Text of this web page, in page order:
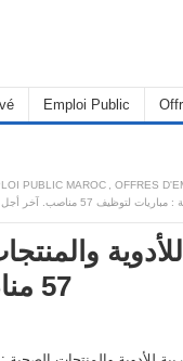
Emploi Public
PUBLIC MAROC
OFFRES
مناصب. آخر أجل 14 يناير 2026
للأدوية
57 مناصب. آخر أجل 14 يناير 2026